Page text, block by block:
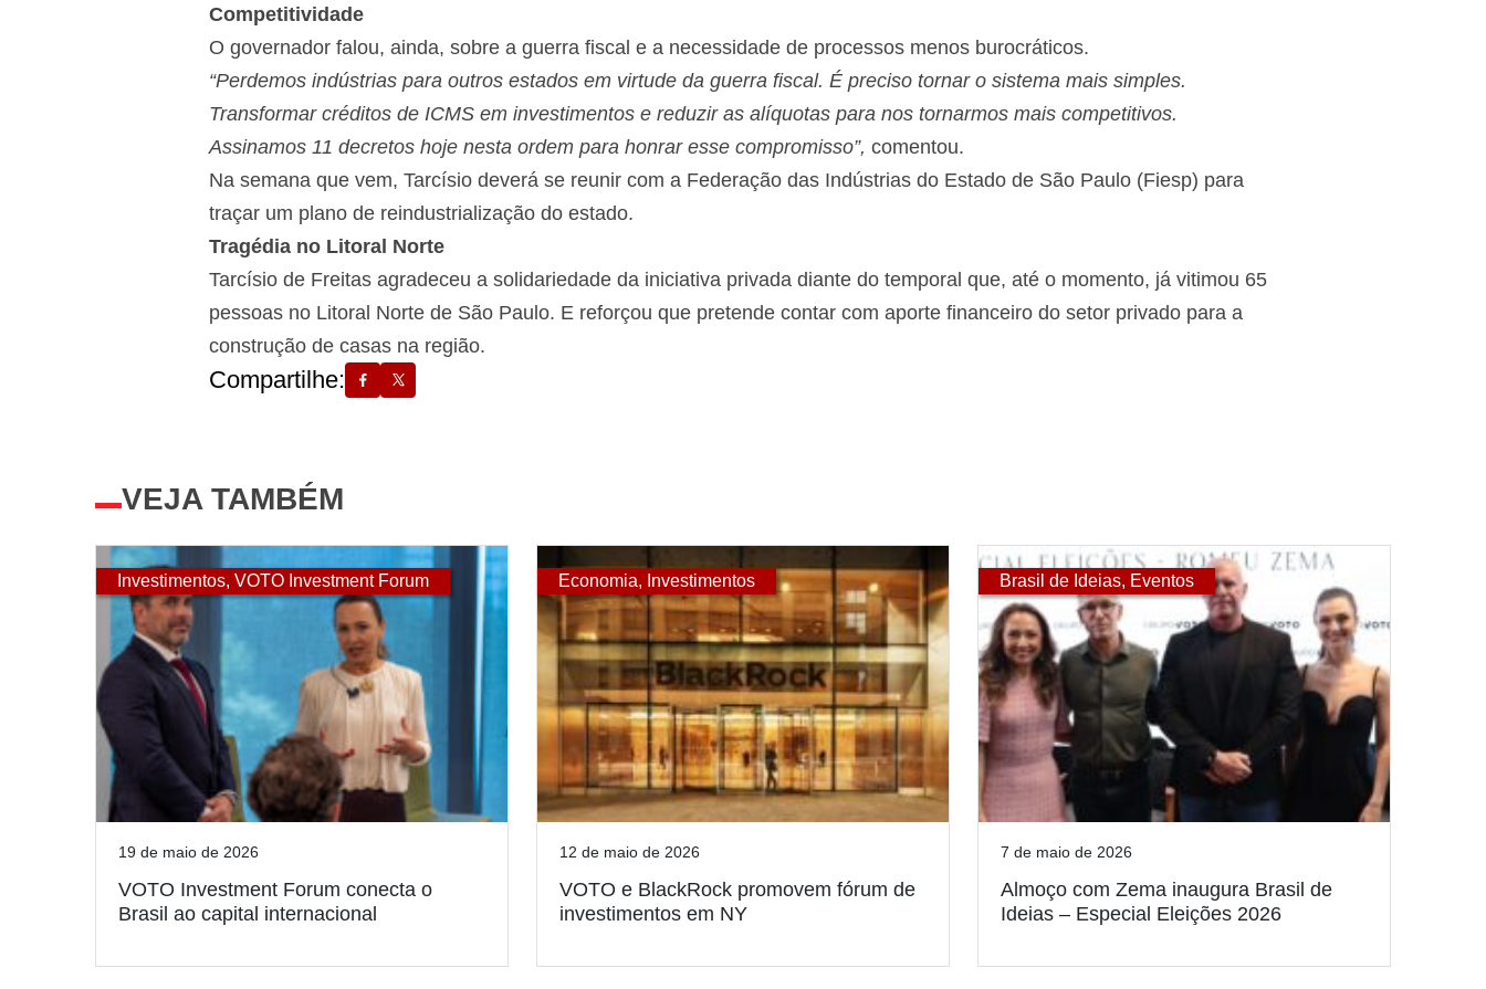
Competitividade
O governador falou, ainda, sobre a guerra fiscal e a necessidade de processos menos burocráticos.
“Perdemos indústrias para outros estados em virtude da guerra fiscal. É preciso tornar o sistema mais simples.
Transformar créditos de ICMS em investimentos e reduzir as alíquotas para nos tornarmos mais competitivos.
Assinamos 11 decretos hoje nesta ordem para honrar esse compromisso”, comentou.
Na semana que vem, Tarcísio deverá se reunir com a Federação das Indústrias do Estado de São Paulo (Fiesp) para
traçar um plano de reindustrialização do estado.
Tragédia no Litoral Norte
Tarcísio de Freitas agradeceu a solidariedade da iniciativa privada diante do temporal que, até o momento, já vitimou 65
pessoas no Litoral Norte de São Paulo. E reforçou que pretende contar com aporte financeiro do setor privado para a
construção de casas na região.
Compartilhe:
VEJA TAMBÉM
Investimentos, VOTO Investment Forum
19 de maio de 2026
VOTO Investment Forum conecta o
Brasil ao capital internacional
Economia, Investimentos
12 de maio de 2026
VOTO e BlackRock promovem fórum de
investimentos em NY
Brasil de Ideias, Eventos
7 de maio de 2026
Almoço com Zema inaugura Brasil de
Ideias – Especial Eleições 2026